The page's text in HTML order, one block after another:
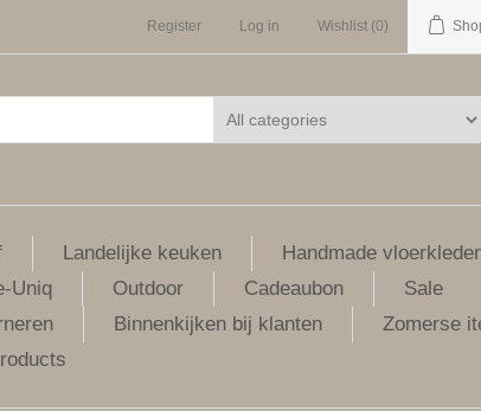
Register Log in Wishlist (0)
Landelijke keuken
Handmade
Uniq Outdoor Cadeaubon
Sale
Binnenkijken bij klanten
Zomerse